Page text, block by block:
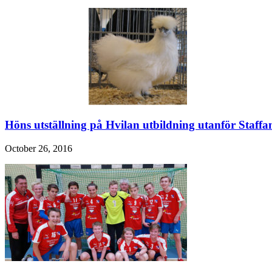
Höns utställning på Hvilan utbildning utanför
October 26, 2016